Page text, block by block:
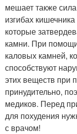
мешает также
изгибах
которые
камни. При
каловых камней,
способствуют
этих веществ при
принудительно,
медиков. Перед
для похудения
с врачом!